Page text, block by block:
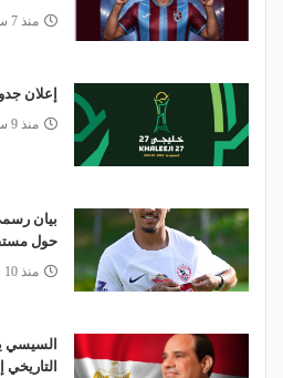
منذ 7 ساعات
إعلان
منذ 9 ساعات
بيان
حول
منذ 10 ساعات
السيسي